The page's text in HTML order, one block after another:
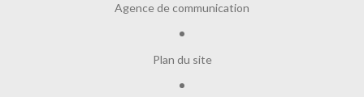
Agence de communication
Plan du site